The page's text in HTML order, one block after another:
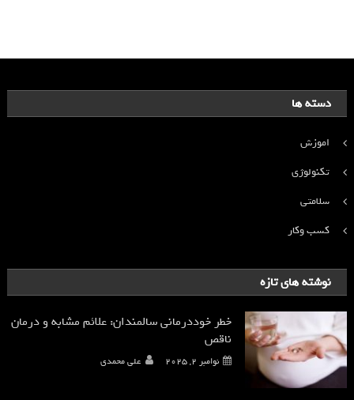
دسته ها
اموزش
تکنولوژی
سلامتی
کسب وکار
نوشته های تازه
خطر خوددرمانی سالمندان: علائم مشابه و درمان
ناقص
نوامبر 2, 2025 علی محمدی